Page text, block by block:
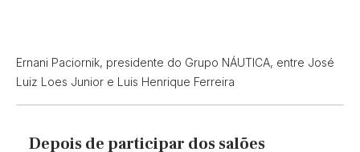
Ernani Paciornik, presidente do Grupo NÁUTICA, entre José
Luiz Loes Junior e Luis Henrique Ferreira
Depois de participar dos salões